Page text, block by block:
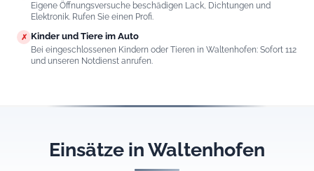
Eigene Öffnungsversuche beschädigen Lack, Dichtungen und
Elektronik. Rufen Sie einen Profi.
✗ Kinder und Tiere im Auto
Bei eingeschlossenen Kindern oder Tieren in Waltenhofen: Sofort 112
und unseren Notdienst anrufen.
Einsätze in Waltenhofen